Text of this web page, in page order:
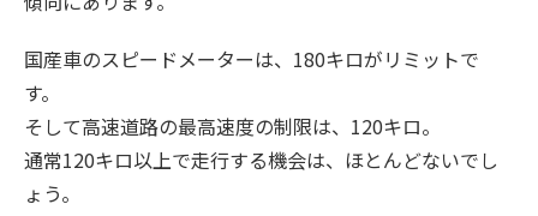
国産車のスピードメーターは、180キロがリミットで
す。
そして高速道路の最高速度の制限は、120キロ。
通常120キロ以上で走行する機会は、ほとんどないでし
ょう。